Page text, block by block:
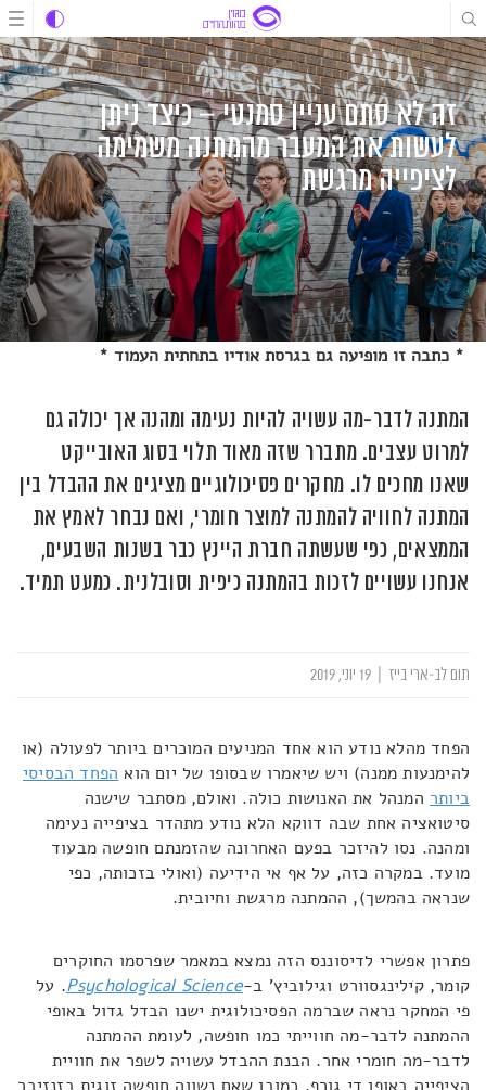
דלג
לתוכן
דלג
לתוכן
דלג
לניווט
זה לא סתם עניין סמנטי – כיצד ניתן
לעשות את המעבר מהמתנה משמימה
לציפייה מרגשת
* כתבה זו מופיעה גם בגרסת אודיו בתחתית העמוד *
המתנה לדבר-מה עשויה להיות נעימה ומהנה אך יכולה גם
למרוט עצבים. מתברר שזה מאוד תלוי בסוג האובייקט
שאנו מחכים לו. מחקרים פסיכולוגיים מציגים את ההבדל בין
המתנה לחוויה להמתנה למוצר חומרי, ואם נבחר לאמץ את
הממצאים, כפי שעשתה חברת היינץ כבר בשנות השבעים,
אנחנו עשויים לזכות בהמתנה כיפית וסובלנית. כמעט תמיד.
תום לב-ארי בייז
הפחד מהלא נודע הוא אחד המניעים המוכרים ביותר לפעולה (או
להימנעות ממנה) ויש שיאמרו שבסופו של יום הוא הפחד הבסיסי
ביותר המנהל את האנושות כולה. ואולם, מסתבר שישנה
סיטואציה אחת שבה דווקא הלא נודע מתהדר בציפייה נעימה
ומהנה. נסו להיזכר בפעם האחרונה שהזמנתם חופשה מבעוד
מועד. במקרה כזה, על אף אי הידיעה (ואולי בזכותה, כפי
שנראה בהמשך), ההמתנה מרגשת וחיובית.
פתרון אפשרי לדיסוננס הזה נמצא במאמר שפרסמו החוקרים
קומר, קילינגסוורט וגילוביץ' ב-Psychological Science. על
פי המחקר נראה שברמה הפסיכולוגית ישנו הבדל גדול באופי
ההמתנה לדבר-מה חווייתי כמו חופשה, לעומת ההמתנה
לדבר-מה חומרי אחר. הבנת ההבדל עשויה לשפר את חוויית